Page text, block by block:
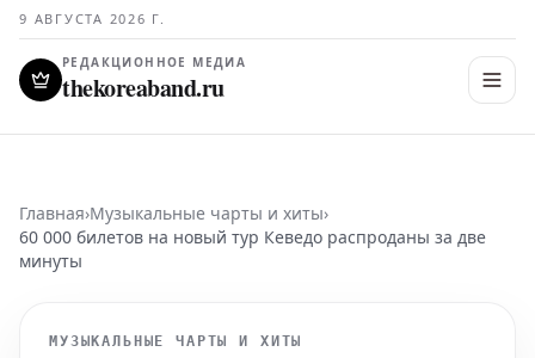
9 АВГУСТА 2026 Г.
РЕДАКЦИОННОЕ МЕДИА
thekoreaband.ru
Главная›Музыкальные чарты и хиты›
60 000 билетов на новый тур Кеведо распроданы за две
минуты
МУЗЫКАЛЬНЫЕ ЧАРТЫ И ХИТЫ